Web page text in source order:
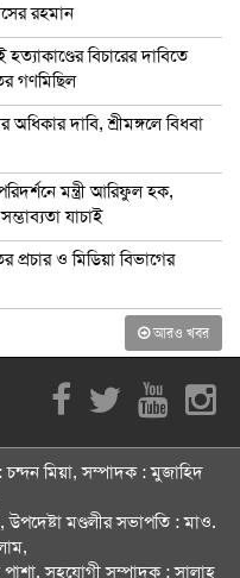
রহমান
বিচারের দাবিতে
গণমিছিল
অধিকার দাবি, শ্রীমঙ্গলে বিধবা
মন্ত্রী আরিফুল হক,
যাচাই
প্রচার ও মিডিয়া বিভাগের
আরও খবর
মিয়া, সম্পাদক : মুজাহিদ
মণ্ডলীর সভাপতি : মাও.
পাশা, সহযোগী সম্পাদক : সালাহ